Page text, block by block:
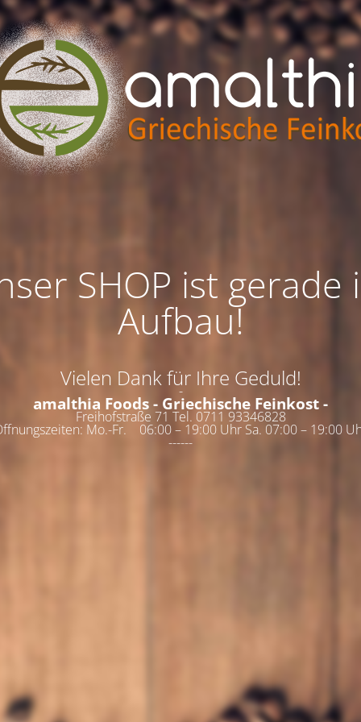
SHOP ist gerade
Aufbau!
Vielen Dank für Ihre Geduld!
-
amalthia Foods - Griechische Feinkost -
Freihofstraße 71 Tel. 0711 93346828
Mo.-Fr. 06:00 – 19:00 Uhr Sa. 07:00 – 19:00
------